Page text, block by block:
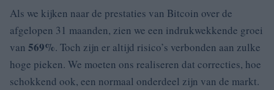
Als we kijken naar de prestaties van Bitcoin over de
afgelopen 31 maanden, zien we een indrukwekkende groei
van 569%. Toch zijn er altijd risico’s verbonden aan zulke
hoge pieken. We moeten ons realiseren dat correcties, hoe
schokkend ook, een normaal onderdeel zijn van de markt.